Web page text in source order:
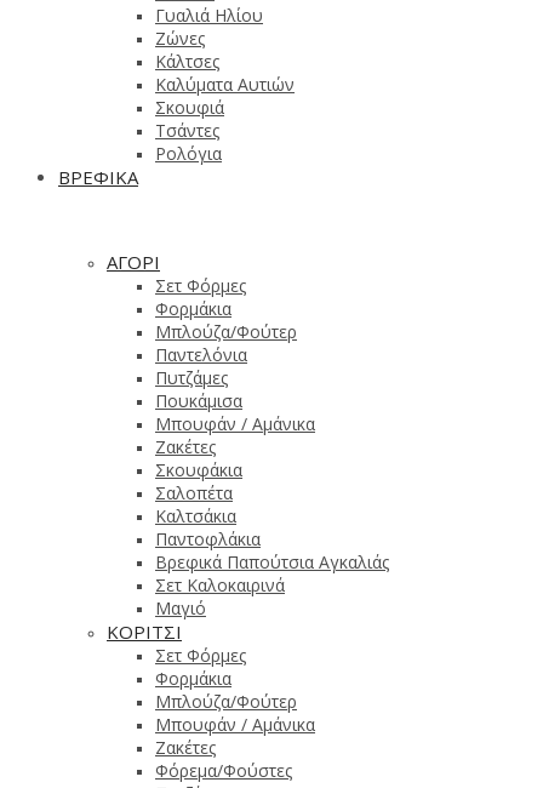
Γυαλιά Ηλίου
Ζώνες
Κάλτσες
Καλύματα Αυτιών
Σκουφιά
Τσάντες
Ρολόγια
ΒΡΕΦΙΚΑ
ΑΓΟΡΙ
Σετ Φόρμες
Φορμάκια
Μπλούζα/Φούτερ
Παντελόνια
Πυτζάμες
Πουκάμισα
Μπουφάν / Αμάνικα
Ζακέτες
Σκουφάκια
Σαλοπέτα
Καλτσάκια
Παντοφλάκια
Βρεφικά Παπούτσια Αγκαλιάς
Σετ Καλοκαιρινά
Μαγιό
ΚΟΡΙΤΣΙ
Σετ Φόρμες
Φορμάκια
Μπλούζα/Φούτερ
Μπουφάν / Αμάνικα
Ζακέτες
Φόρεμα/Φούστες